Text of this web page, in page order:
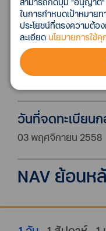
มูลค่าหลักทรัพย์ตาม
เหรียญสหรัฐ ณ วันที่
มูลค่าทรัพย์สินสุ
347,407,422.91
วันที่จดทะเบียน
03 พฤศจิกายน 2558
NAV ย้อนห
ในการกำหนดเป้าหมาย
ประโยชน์ที่ตรงความต้อ
ละเอียด นโยบายการใช้คุ